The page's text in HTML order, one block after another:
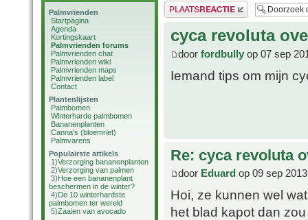
Palmvrienden
Startpagina
Agenda
Kortingskaart
Palmvrienden forums
Palmvrienden chat
Palmvrienden wiki
Palmvrienden maps
Palmvrienden label
Contact
Plantenlijsten
Palmbomen
Winterharde palmbomen
Bananenplanten
Canna's (bloemriet)
Palmvarens
Populairste artikels
1)Verzorging bananenplanten
2)Verzorging van palmen
3)Hoe een bananenplant
beschermen in de winter?
4)De 10 winterhardste
palmbomen ter wereld
5)Zaaien van avocado
Plaats een reactie
cyca revoluta
door fordbully op 07 sep
Iemand tips om mijn
Re: cyca revoluta
door Eduard op 09 sep
Hoi, ze kunnen wel
het blad kapot dan